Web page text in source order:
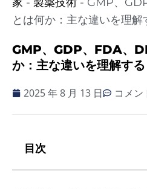
とは何か：主な違いを理解
GMP、GDP、FDA、
か：主な違いを理解する
2025 年 8 月 13 日 コメン
目次